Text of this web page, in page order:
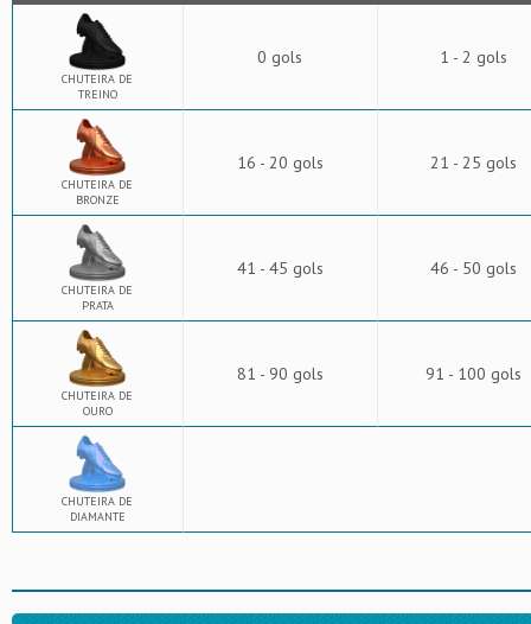
CHUTEIRA DE
TREINO
0 gols 1 - 2 gols
CHUTEIRA DE
BRONZE
16 - 20 gols 21 - 25 gols
CHUTEIRA DE
PRATA
41 - 45 gols 46 - 50 gols
CHUTEIRA DE
OURO
81 - 90 gols 91 - 100 gols
CHUTEIRA DE
DIAMANTE